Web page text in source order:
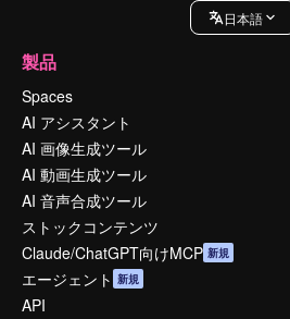
日本語
製品
Spaces
AI アシスタント
AI 画像生成ツール
AI 動画生成ツール
AI 音声合成ツール
ストックコンテンツ
Claude/ChatGPT向けMCP 新規
エージェント 新規
API